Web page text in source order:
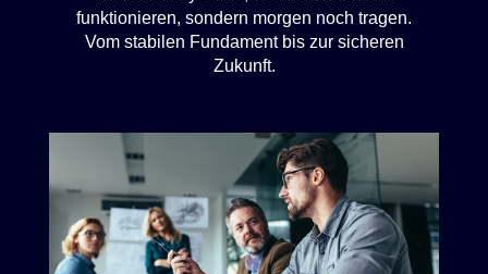
funktionieren, sondern morgen noch tragen.
Vom stabilen Fundament bis zur sicheren
Zukunft.